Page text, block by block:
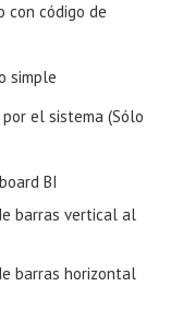
con código de
simple
el sistema (Sólo
BI
barras vertical al
barras horizontal